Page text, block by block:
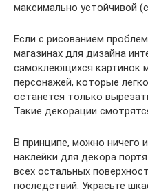
максимально устойчивой
Если с рисованием
магазинах для дизайна
самоклеющихся картинок
персонажей, которые
останется только
Такие декорации
В принципе, можно ничего
наклейки для декора
всех остальных
последствий. Украсьте